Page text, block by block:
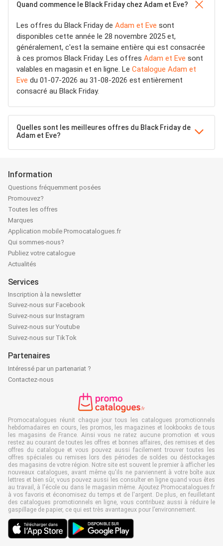
Quand commence le Black Friday chez Adam et Eve?
Les offres du Black Friday de Adam et Eve sont
disponibles cette année le 28 novembre 2025 et,
généralement, c'est la semaine entière qui est consacrée
à ces promos Black Friday. Les offres Adam et Eve sont
valables en magasin et en ligne. Le Catalogue Adam et
Eve du 01-07-2026 au 31-08-2026 est entièrement
consacré au Black Friday.
Quelles sont les meilleures offres du Black Friday de
Adam et Eve?
Information
Questions fréquemment posées
Promouvez?
Toutes les offres
Marques
Application mobile Promocatalogues.fr
Qui sommes-nous?
Publiez votre catalogue
Actualités
Services
Inscription à la newsletter
Suivez-nous sur Facebook
Suivez-nous sur Instagram
Suivez-nous sur Youtube
Suivez-nous sur TikTok
Partenaires
Intéressé par un partenariat ?
Contactez-nous
Promocatalogues réunit chaque jour tous les catalogues promotionnels
hebdomadaires en cours, les promos, les magazines et lookbooks de tous
les magasins de France. Ainsi vous ne ratez aucune promotion et vous
restez au courant de toutes les offres et bonnes affaires, des remises et des
offres du catalogue et vous pouvez aussi facilement trouver toutes les
offres spéciales ou remises lors des périodes de soldes ou déstockages
des magasins de votre région. Notre site est souvent le premier à afficher les
nouveaux catalogues, avant même qu'ils ne parviennent à votre boîte aux
lettres et bien sûr, vous pouvez aussi les consulter en ligne quand vous êtes
au travail, à l'école ou dans le magasin même. Ajoutez Promocatalogues.fr
à vos favoris et économisez du temps et de l'argent. De plus, en feuilletant
des catalogues promotionnels en ligne, vous contribuez aussi à réduire le
gaspillage de papier, ce qui est très avantageux pour l’environnement.